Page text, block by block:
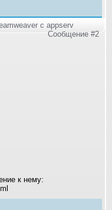
с appserv
Сообщение #2
к нему: